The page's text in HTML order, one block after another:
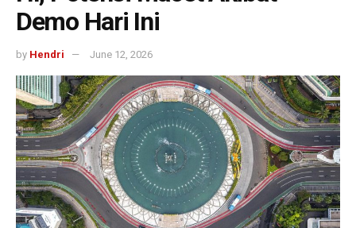
Demo Hari Ini
by Hendri June 12, 2026